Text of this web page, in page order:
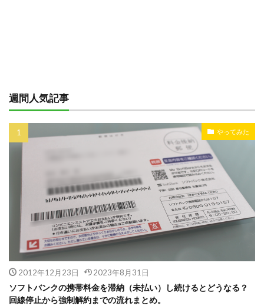
週間人気記事
やってみた
2012年12月23日 2023年8月31日
ソフトバンクの携帯料金を滞納（未払い）し続けるとどうなる？
回線停止から強制解約までの流れまとめ。